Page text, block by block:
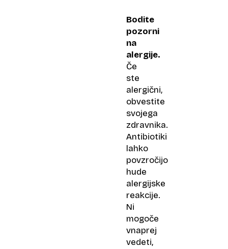
Bodite
pozorni
na
alergije.
Če
ste
alergični,
obvestite
svojega
zdravnika.
Antibiotiki
lahko
povzročijo
hude
alergijske
reakcije.
Ni
mogoče
vnaprej
vedeti,